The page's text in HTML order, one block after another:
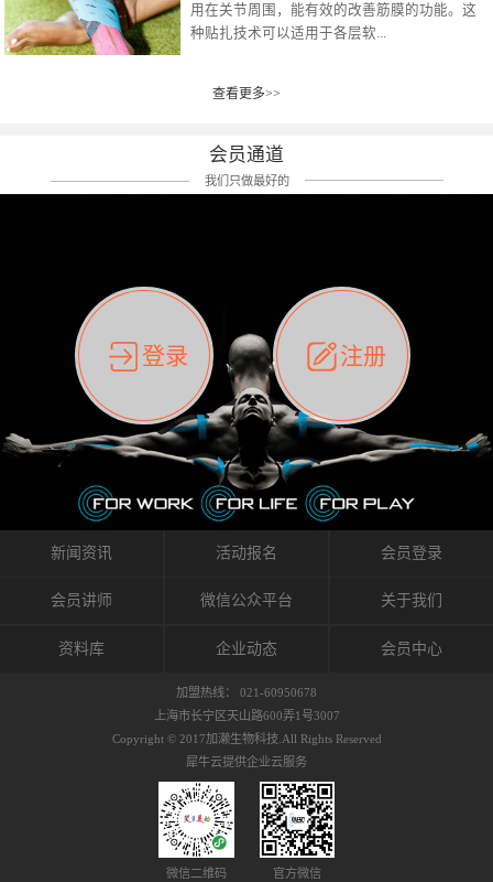
但是，当身体不适、休息不好、持续紧张等特
殊因素的影响下，有时还是会出现瘙痒过敏的
前后后居家近30天左右，感觉日子都日夜颠倒
痛影响走路。当天疼痛部贴了EDF和胃十字，膝
关节贴了半月板贴布。第2天第12肋部的EDF和
消失，贴布也没有出现进一步瘙痒过敏。而膝
关节的半月板贴布张力用的100%，但自始至终
它都很坚强的贴着，没有出现过任何瘙痒的迹
象。不同的条件下，同一个身体，不同的部位
皮肤的敏感度也有不同。因此我们KINESIO要做
的，是在研发生产过程中竭尽全力的降低致敏
性，减少贴布本身带来的致敏率。那到底是什
么原因引起的过敏瘙痒呢？我整理了以下内容
仅供大家参考，希望能给予大家帮助。首先我
们分析解剖下过敏的原因，然后简说一下
KINESIO贴布贴扎后预防应对。我把导致过敏的
原因，简单分为外因和内因。外因1，贴布贴布
括：1）面料的伸展率、回缩率、纤维的刺激
能会给皮肤带来过度的刺激，从而引起过敏瘙
破坏、发热、修复、增殖、再生等自然愈合能
力。 多作为细胞因子存在于皮肤表皮、真皮、
扎疗法）的效果是通过创造一个环境，使每种
以激发身体的自然愈合能力。 通常，药物会削
弱细胞因子的作用，单方面还会引起副作用的
症状。 与此相比，Kinesio肌内效贴创造了细
的控制仍有许多未知。 细胞因子是一种酵素，
各种各样的酵素起着适当的作用，为细胞创造
了适合居住的环境。 在现代医学上，这种细胞
因子是一种酶的观点往往被否定，但在体内有
有毒细菌和无毒细菌，它们起着保持身体平衡
的作用。 Kinesio肌内效贴不像药物那样在短时
间内表现出症状，而是通过花费时间创造一个
对身体没有伤害（副作用等）的环境来减轻症
状。 但是，由于营养、精神、运动的平衡被破
坏，各种细胞就会发生病态变化。 在一定的状
态下，细胞因子会自动捕捉异常，并在细胞之
间传递适当的修复信息。可以收集各自所需的
因子级联；细胞因子的连锁反应）。 如果这种
者甚至提供不需要的物质。 因此，身体所需的
自然愈合能力不仅不能发挥作用，反而会造成
恶化的环境。Kinesio肌内效贴的作用，就是解
决这些问题。 KinesioTaping ® （Kinesio贴扎
疗法）的概念是空（空间），动（流动），冷
（抑制热的上升），为了实现这些，贴布的质
作出来。 特别地，Kinesio Medical
Tappling®（Kinesio医疗贴扎）通过从皮肤表面
长时间给予适...
用在关节周围，能有效的改善筋膜的功能。这
种贴扎技术可以适用于各层软...
组织:肌肉，肌腱，韧带（主要围绕有问题的关
状，而是指贴布本身很重量，以及贴布刺激的
类型。贴布的应用充分利用了体内由间质液组
成的自然流体力学的流体层。这种轻微的刺激
间，还可以在单片贴布上提供支持和深度刺
激。通过对间质液的适当控制，可以连接皮下
筋膜，对关节进行非常轻柔的刺激，增加患部
的治疗区域。 snowflake“雪花”贴布不会妨碍皮
肤上下左右运动，有效的辅助修复关节周围组
织的筋膜。它可以作用于关节或肌肉表面，释
放压力，刺激深层筋膜。“雪花”贴扎疗法是一
种可以改变肌肉、筋膜和间质液之间自然流动
关系的方法。 间质液间质被称为人体的新器
官。研究人员认为，整个身体的网络是由坚韧
且柔软的蛋白质结构所支撑的相互连接的充满
流体的空间构成的。如果作为脏器，这是人体
最大的脏器，约占体重的20%（相比之下，皮
内流通，有助于细胞的再生和恢复。“1”“雪花”
周围进行轻柔的刺激，改善受影响的关节和肌
到辅助修复损伤组织的作用。对组织的营养供
膜，韧带和关节周围皮下组织的关节囊。 流
体力学理论加濑博士-Kinesio肌内效贴布的发明
人流体力学理论是以对日常生活产生反复影响
的纤细筋膜的性质为焦点。 筋膜容易受到外部
查看更多>>
会员通道
我们只做最好的
登录 注册
新闻资讯 活动报名 会员登录
会员讲师 微信公众平台 关于我们
资料库 企业动态 会员中心
加盟热线： 021-60950678
上海市长宁区天山路600弄1号3007
Copyright © 2017加濑生物科技.All Rights Reserved
犀牛云提供企业云服务
微信二维码 官方微信